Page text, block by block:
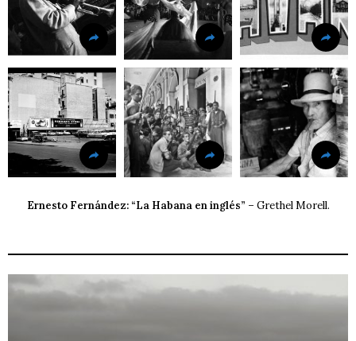
Ernesto Fernández: “La Habana en inglés” – Grethel Morell.